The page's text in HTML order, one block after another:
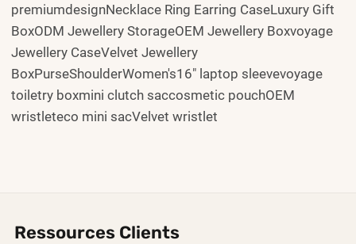
premiumdesignNecklace Ring Earring CaseLuxury Gift
BoxODM Jewellery StorageOEM Jewellery Boxvoyage
Jewellery CaseVelvet Jewellery
BoxPurseShoulderWomen's16" laptop sleevevoyage
toiletry boxmini clutch saccosmetic pouchOEM
wristleteco mini sacVelvet wristlet
Ressources Clients